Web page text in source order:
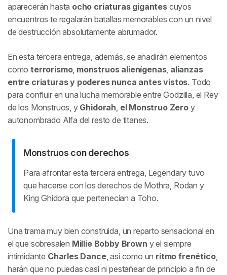
aparecerán hasta ocho criaturas gigantes cuyos
encuentros te regalarán batallas memorables con un nivel
de destrucción absolutamente abrumador.
En esta tercera entrega, además, se añadirán elementos
comoterrorismo, monstruos alienígenas, alianzas
entre criaturas y poderes nunca antes vistos. Todo
para confluir en una lucha memorable entre Godzilla, el Rey
de los Monstruos, y Ghidorah, el Monstruo Zeroy
autonombrado Alfa del resto de titanes.
Monstruos con derechos
Para afrontar esta tercera entrega, Legendary tuvo
que hacerse con los derechos de Mothra, Rodan y
King Ghidora que pertenecían a Toho.
Una trama muy bien construida, un reparto sensacional en
el que sobresalen Millie Bobby Brown y el siempre
intimidante Charles Dance, así como un ritmo frenético,
harán que no puedas casi ni pestañear de principio a fin de